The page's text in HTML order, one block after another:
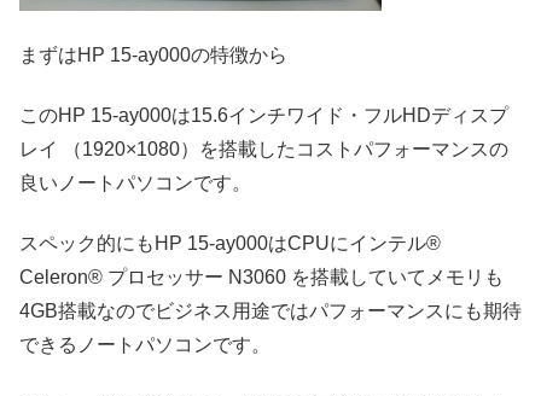
まずはHP 15-ay000の特徴から
このHP 15-ay000は15.6インチワイド・フルHDディスプ
レイ （1920×1080）を搭載したコストパフォーマンスの
良いノートパソコンです。
スペック的にもHP 15-ay000はCPUにインテル®
Celeron® プロセッサー N3060 を搭載していてメモリも
4GB搭載なのでビジネス用途ではパフォーマンスにも期待
できるノートパソコンです。